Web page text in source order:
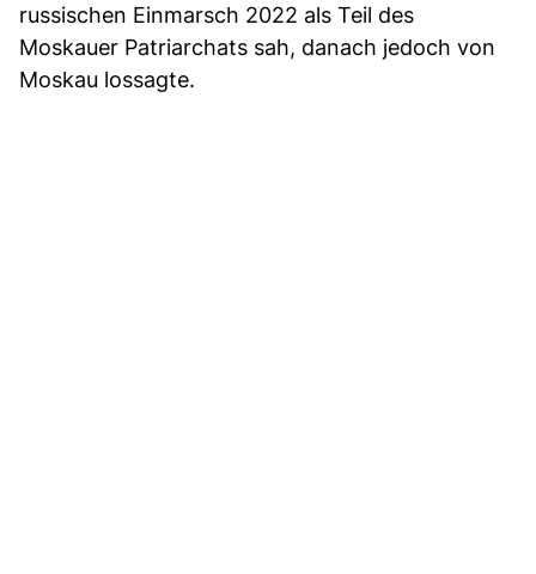
russischen Einmarsch 2022 als Teil des
Moskauer Patriarchats sah, danach jedoch von
Moskau lossagte.